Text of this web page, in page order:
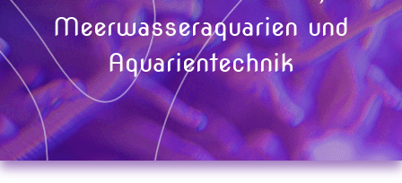
Meerwasseraquarien und
Aquarientechnik